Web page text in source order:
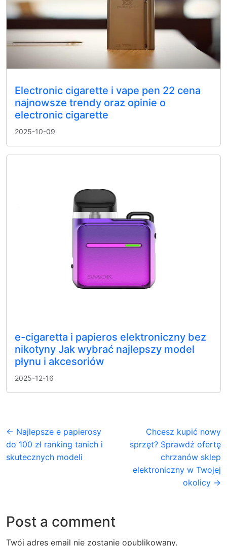
Electronic cigarette i vape pen 22 cena
najnowsze trendy oraz opinie o
electronic cigarette
2025-10-09
e-cigaretta i papieros elektroniczny bez
nikotyny Jak wybrać najlepszy model
płynu i akcesoriów
2025-12-16
← Najlepsze e papierosy
do 100 zł ranking tanich i
skutecznych modeli
Chcesz kupić nowy
sprzęt? Sprawdź ofertę
chrzanów sklep
elektroniczny w Twojej
okolicy →
Post a comment
Twój adres email nie zostanie opublikowany.